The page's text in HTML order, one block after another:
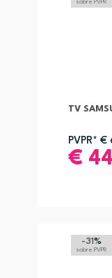
sobre PVPR
TV
PVPR* €
€
-31%
sobre PVPR